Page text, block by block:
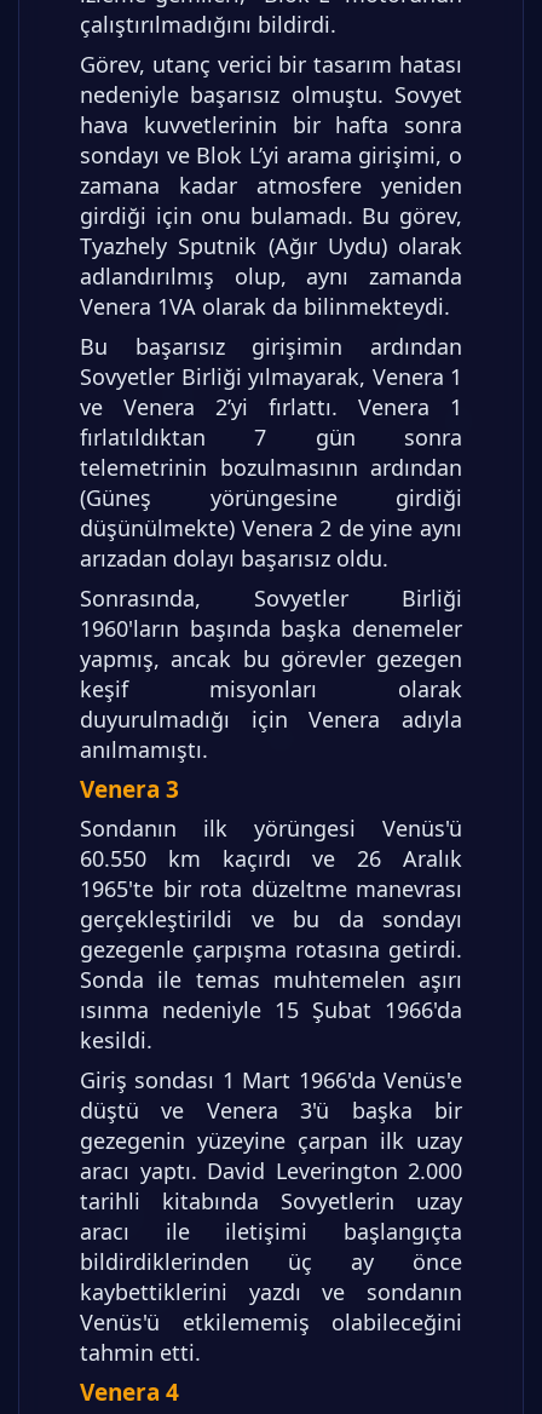
çalıştırılmadığını bildirdi.
Görev, utanç verici bir tasarım hatası
nedeniyle başarısız olmuştu. Sovyet
hava kuvvetlerinin bir hafta sonra
sondayı ve Blok L’yi arama girişimi, o
zamana kadar atmosfere yeniden
girdiği için onu bulamadı. Bu görev,
Tyazhely Sputnik (Ağır Uydu) olarak
adlandırılmış olup, aynı zamanda
Venera 1VA olarak da bilinmekteydi.
Bu başarısız girişimin ardından
Sovyetler Birliği yılmayarak, Venera 1
ve Venera 2’yi fırlattı. Venera 1
fırlatıldıktan 7 gün sonra
telemetrinin bozulmasının ardından
(Güneş yörüngesine girdiği
düşünülmekte) Venera 2 de yine aynı
arızadan dolayı başarısız oldu.
Sonrasında, Sovyetler Birliği
1960'ların başında başka denemeler
yapmış, ancak bu görevler gezegen
keşif misyonları olarak
duyurulmadığı için Venera adıyla
anılmamıştı.
Venera 3
Sondanın ilk yörüngesi Venüs'ü
60.550 km kaçırdı ve 26 Aralık
1965'te bir rota düzeltme manevrası
gerçekleştirildi ve bu da sondayı
gezegenle çarpışma rotasına getirdi.
Sonda ile temas muhtemelen aşırı
ısınma nedeniyle 15 Şubat 1966'da
kesildi.
Giriş sondası 1 Mart 1966'da Venüs'e
düştü ve Venera 3'ü başka bir
gezegenin yüzeyine çarpan ilk uzay
aracı yaptı. David Leverington 2.000
tarihli kitabında Sovyetlerin uzay
aracı ile iletişimi başlangıçta
bildirdiklerinden üç ay önce
kaybettiklerini yazdı ve sondanın
Venüs'ü etkilememiş olabileceğini
tahmin etti.
Venera 4